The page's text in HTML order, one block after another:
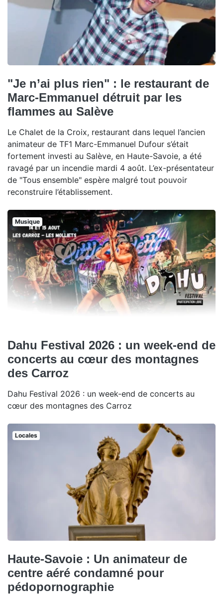
"Je n’ai plus rien" : le restaurant de
Marc-Emmanuel détruit par les
flammes au Salève
Le Chalet de la Croix, restaurant dans lequel l’ancien
animateur de TF1 Marc-Emmanuel Dufour s’était
fortement investi au Salève, en Haute-Savoie, a été
ravagé par un incendie mardi 4 août. L’ex-présentateur
de "Tous ensemble" espère malgré tout pouvoir
reconstruire l’établissement.
Musique
Dahu Festival 2026 : un week-end de
concerts au cœur des montagnes
des Carroz
Dahu Festival 2026 : un week-end de concerts au
cœur des montagnes des Carroz
Locales
Haute-Savoie : Un animateur de
centre aéré condamné pour
pédopornographie